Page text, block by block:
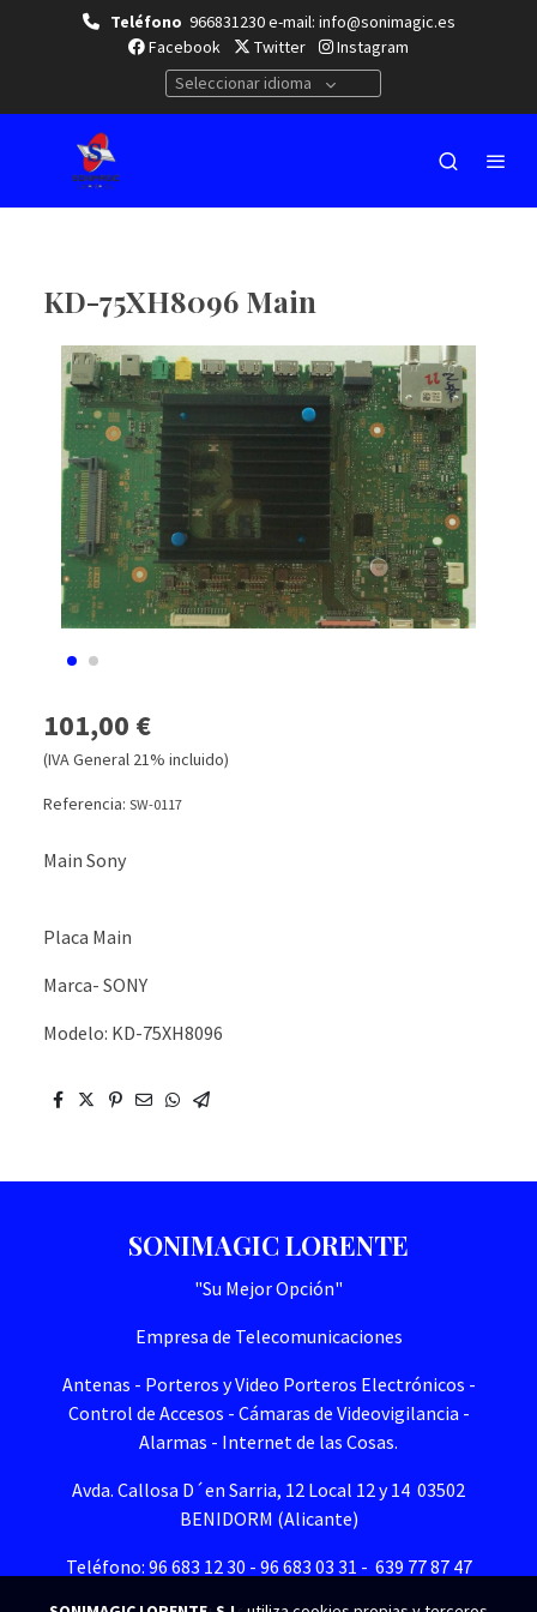
Teléfono 966831230 e-mail: info@sonimagic.es
Facebook
Twitter
Instagram
Seleccionar idioma
KD-75XH8096 Main
101,00 €
(IVA General 21% incluido)
Referencia: SW-0117
Main Sony
Placa Main
Marca- SONY
Modelo: KD-75XH8096
SONIMAGIC LORENTE
"Su Mejor Opción"
Empresa de Telecomunicaciones
Antenas - Porteros y Video Porteros Electrónicos -
Control de Accesos - Cámaras de Videovigilancia -
Alarmas - Internet de las Cosas.
Avda. Callosa D´en Sarria, 12 Local 12 y 14 03502
BENIDORM (Alicante)
Teléfono: 96 683 12 30 - 96 683 03 31 - 639 77 87 47